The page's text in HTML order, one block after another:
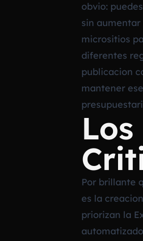
obvio:
sin
micrositios
diferentes
publicacion
mantener
Por brillante
es la
priorizan la